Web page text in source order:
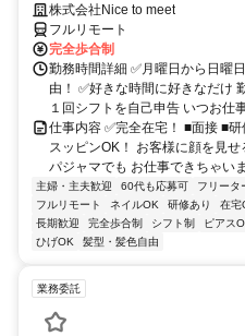
株式会社Nice to meet
フルリモート
完全歩合制
勤務時間詳細 ✅月曜日から日曜
由！ ✅好きな時間に好きなだけ
１回シフトを自己申告 いつお仕
仕事内容 ✅完全在宅！ ■面接 ■
スッピンOK！ お客様に顔を見
パジャマでも お仕事できちゃい
主婦・主夫歓迎 60代も応募可 フリータ
フルリモート
ネイルOK 研修あり 在宅
長期歓迎
完全歩合制 シフト制 ピアス
ひげOK
髪型・髪色自由
業務委託